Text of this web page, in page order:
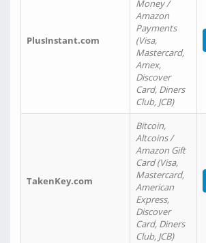
PlusInstant.com
Money /
Amazon
Payments
(Visa,
Mastercard,
Amex,
Discover
Card, Diners
Club, JCB)
TakenKey.com
Bitcoin,
Altcoins /
Amazon Gift
Card (Visa,
Mastercard,
American
Express,
Discover
Card, Diners
Club, JCB)